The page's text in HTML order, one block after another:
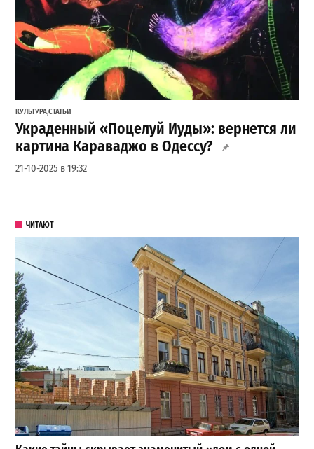
КУЛЬТУРА,СТАТЬИ
Украденный «Поцелуй Иуды»: вернется ли
картина Караваджо в Одессу?
21-10-2025 в 19:32
ЧИТАЮТ